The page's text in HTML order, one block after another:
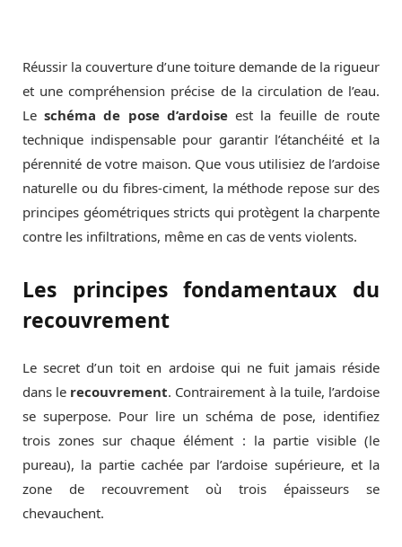
Réussir la couverture d’une toiture demande de la rigueur
et une compréhension précise de la circulation de l’eau.
Leschéma de pose d’ardoiseest la feuille de route
technique indispensable pour garantir l’étanchéité et la
pérennité de votre maison. Que vous utilisiez de l’ardoise
naturelle ou du fibres-ciment, la méthode repose sur des
principes géométriques stricts qui protègent la charpente
contre les infiltrations, même en cas de vents violents.
Les principes fondamentaux du
recouvrement
Le secret d’un toit en ardoise qui ne fuit jamais réside
dans le recouvrement. Contrairement à la tuile, l’ardoise
se superpose. Pour lire un schéma de pose, identifiez
trois zones sur chaque élément : la partie visible (le
pureau), la partie cachée par l’ardoise supérieure, et la
zone de recouvrement où trois épaisseurs se
chevauchent.